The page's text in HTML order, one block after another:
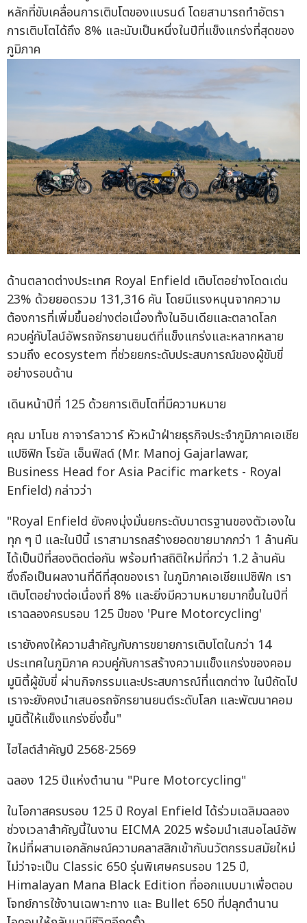
หลักที่ขับเคลื่อนการเติบโตของแบรนด์ โดยสามารถทำอัตรา
การเติบโตได้ถึง 8% และนับเป็นหนึ่งในปีที่แข็งแกร่งที่สุดของ
ภูมิภาค
ด้านตลาดต่างประเทศ Royal Enfield เติบโตอย่างโดดเด่น
23% ด้วยยอดรวม 131,316 คัน โดยมีแรงหนุนจากความ
ต้องการที่เพิ่มขึ้นอย่างต่อเนื่องทั้งในอินเดียและตลาดโลก
ควบคู่กับไลน์อัพรถจักรยานยนต์ที่แข็งแกร่งและหลากหลาย
รวมถึง ecosystem ที่ช่วยยกระดับประสบการณ์ของผู้ขับขี่
อย่างรอบด้าน
เดินหน้าปีที่ 125 ด้วยการเติบโตที่มีความหมาย
คุณ มาโนช กาจาร์ลาวาร์ หัวหน้าฝ่ายธุรกิจประจำภูมิภาคเอเชีย
แปซิฟิก โรยัล เอ็นฟิลด์ (Mr. Manoj Gajarlawar,
Business Head for Asia Pacific markets - Royal
Enfield) กล่าวว่า
"Royal Enfield ยังคงมุ่งมั่นยกระดับมาตรฐานของตัวเองใน
ทุก ๆ ปี และในปีนี้ เราสามารถสร้างยอดขายมากกว่า 1 ล้านคัน
ได้เป็นปีที่สองติดต่อกัน พร้อมทำสถิติใหม่ที่กว่า 1.2 ล้านคัน
ซึ่งถือเป็นผลงานที่ดีที่สุดของเรา ในภูมิภาคเอเชียแปซิฟิก เรา
เติบโตอย่างต่อเนื่องที่ 8% และยิ่งมีความหมายมากขึ้นในปีที่
เราฉลองครบรอบ 125 ปีของ 'Pure Motorcycling'
เรายังคงให้ความสำคัญกับการขยายการเติบโตในกว่า 14
ประเทศในภูมิภาค ควบคู่กับการสร้างความแข็งแกร่งของคอม
มูนิตี้ผู้ขับขี่ ผ่านกิจกรรมและประสบการณ์ที่แตกต่าง ในปีถัดไป
เราจะยังคงนำเสนอรถจักรยานยนต์ระดับโลก และพัฒนาคอม
มูนิตี้ให้แข็งแกร่งยิ่งขึ้น"
ไฮไลต์สำคัญปี 2568-2569
ฉลอง 125 ปีแห่งตำนาน "Pure Motorcycling"
ในโอกาสครบรอบ 125 ปี Royal Enfield ได้ร่วมเฉลิมฉลอง
ช่วงเวลาสำคัญนี้ในงาน EICMA 2025 พร้อมนำเสนอไลน์อัพ
ใหม่ที่ผสานเอกลักษณ์ความคลาสสิกเข้ากับนวัตกรรมสมัยใหม่
ไม่ว่าจะเป็น Classic 650 รุ่นพิเศษครบรอบ 125 ปี,
Himalayan Mana Black Edition ที่ออกแบบมาเพื่อตอบ
โจทย์การใช้งานเฉพาะทาง และ Bullet 650 ที่ปลุกตำนาน